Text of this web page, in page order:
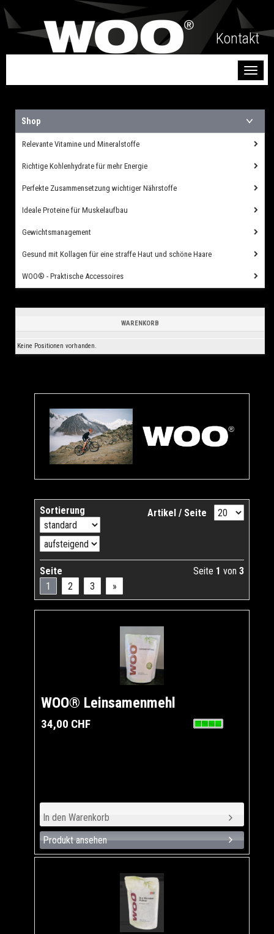
Kontakt
Shop
Relevante Vitamine und Mineralstoffe
Richtige Kohlenhydrate für mehr Energie
Perfekte Zusammensetzung wichtiger Nährstoffe
Ideale Proteine für Muskelaufbau
Gewichtsmanagement
Gesund mit Kollagen für eine straffe Haut und schöne Haare
WOO® - Praktische Accessoires
WARENKORB
Keine Positionen vorhanden.
Sortierung Artikel / Seite
Seite
1
2 3 »
Seite 1 von 3
WOO® Leinsamenmehl
34,00 CHF
Produkt ansehen